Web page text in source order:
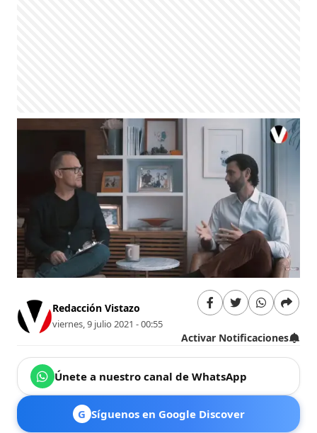
Redacción Vistazo
viernes, 9 julio 2021 - 00:55
Activar Notificaciones
Únete a nuestro canal de WhatsApp
G Síguenos en Google Discover